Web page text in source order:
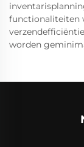
functionaliteiten
worden